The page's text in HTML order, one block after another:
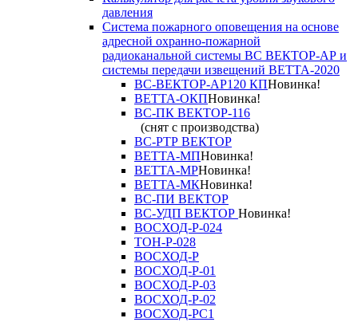
давления
Система пожарного оповещения на основе
адресной охранно-пожарной
радиоканальной системы ВС ВЕКТОР-АР и
системы передачи извещений ВЕТТА-2020
ВС-ВЕКТОР-АР120 КПНовинка!
ВЕТТА-ОКПНовинка!
ВС-ПК ВЕКТОР-116
(снят с производства)
ВС-РТР ВЕКТОР
ВЕТТА-МПНовинка!
ВЕТТА-МРНовинка!
ВЕТТА-МКНовинка!
ВС-ПИ ВЕКТОР
ВС-УДП ВЕКТОР Новинка!
ВОСХОД-Р-024
ТОН-Р-028
ВОСХОД-Р
ВОСХОД-Р-01
ВОСХОД-Р-03
ВОСХОД-Р-02
ВОСХОД-РС1